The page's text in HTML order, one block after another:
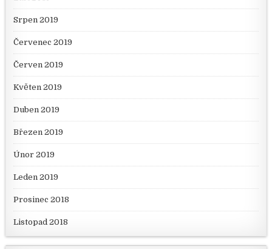
Srpen 2019
Červenec 2019
Červen 2019
Květen 2019
Duben 2019
Březen 2019
Únor 2019
Leden 2019
Prosinec 2018
Listopad 2018